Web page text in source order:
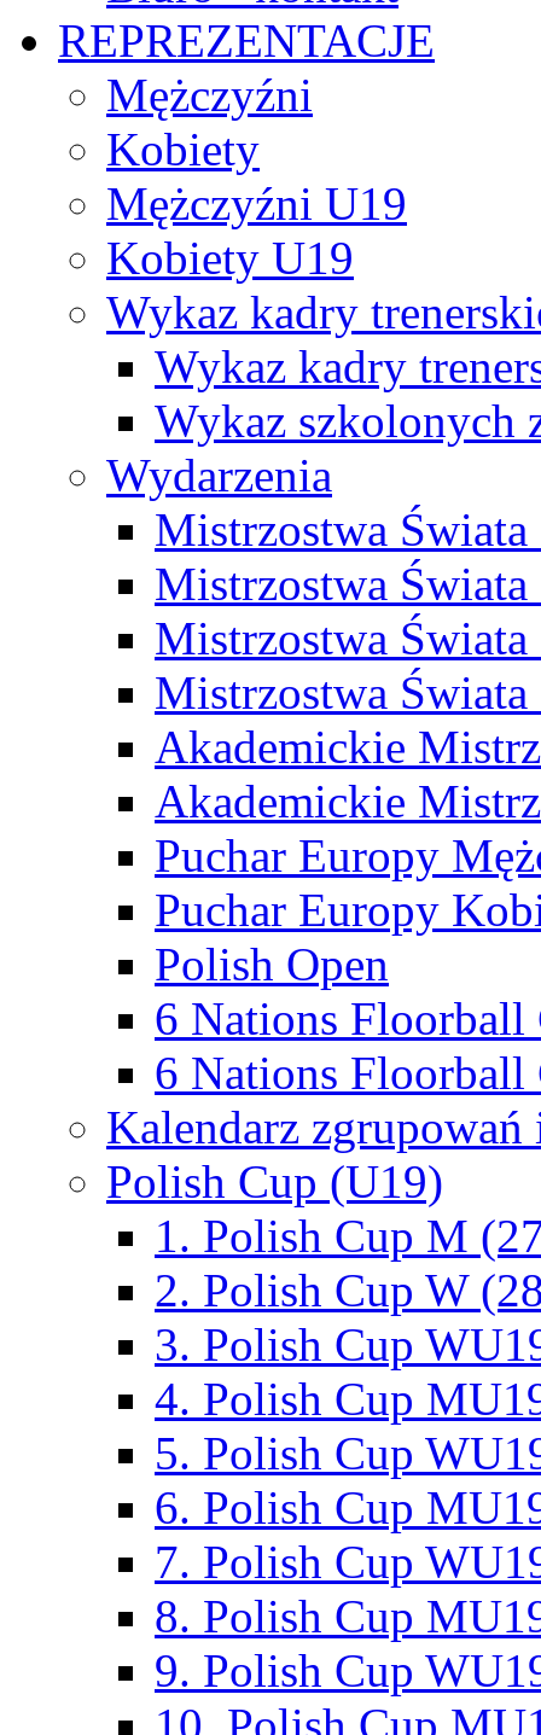
REPREZENTACJE
Mężczyźni
Kobiety
Mężczyźni U19
Kobiety U19
Wykaz kadry
Wykaz kadry
Wykaz szkolonych
Wydarzenia
Mistrzostwa
Mistrzostwa
Mistrzostwa
Mistrzostwa
Akademickie
Akademickie
Puchar Europy
Puchar Europy
Polish Open
6 Nations Floorball
6 Nations Floorball
Kalendarz
Polish Cup (U19)
1. Polish Cup M
2. Polish Cup W
3. Polish Cup
4. Polish Cup
5. Polish Cup
6. Polish Cup
7. Polish Cup
8. Polish Cup
9. Polish Cup
10. Polish Cup